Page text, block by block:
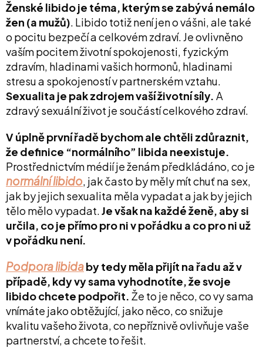
Ženské libido je téma, kterým se zabývá nemálo
žen (a mužů). Libido totiž není jen o vášni, ale také
o pocitu bezpečí a celkovém zdraví. Je ovlivněno
vaším pocitem životní spokojenosti, fyzickým
zdravím, hladinami vašich hormonů, hladinami
stresu a spokojeností v partnerském vztahu.
Sexualita je pak zdrojem vaší životní síly. A
zdravý sexuální život je součástí celkového zdraví.
V úplně první řadě bychom ale chtěli zdůraznit,
že definice “normálního” libida neexistuje.
Prostřednictvím médií je ženám předkládáno, co je
normální libido, jak často by měly mít chuť na sex,
jak by jejich sexualita měla vypadat a jak by jejich
tělo mělo vypadat.Je však na každé ženě, aby si
určila, co je přímo pro ni v pořádku a co pro ni už
v pořádku není.
Podpora libidaby tedy měla přijít na řadu až v
případě, kdy vy sama vyhodnotíte, že svoje
libido chcete podpořit. Že to je něco, co vy sama
vnímáte jako obtěžující, jako něco, co snižuje
kvalitu vašeho života, co nepříznivě ovlivňuje vaše
partnerství, a chcete to řešit.